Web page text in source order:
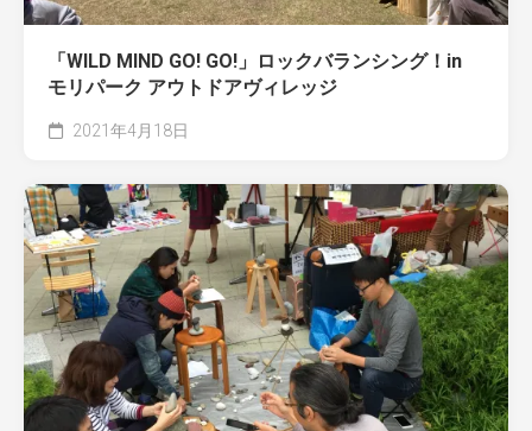
「WILD MIND GO! GO!」ロックバランシング！in
モリパーク アウトドアヴィレッジ
2021年4月18日